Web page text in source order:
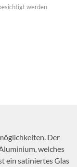
werden
Der
welches
ein satiniertes Glas